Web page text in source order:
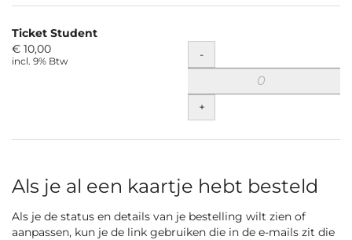
Ticket Student
€ 10,00
incl. 9% Btw Hoeveelheid
-
+
Als je al een kaartje hebt besteld
Als je de status en details van je bestelling wilt zien of
aanpassen, kun je de link gebruiken die in de e-mails zit die